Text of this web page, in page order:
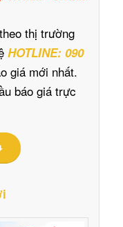
thị trường
HOTLINE: 090
giá mới nhất.
báo giá trực